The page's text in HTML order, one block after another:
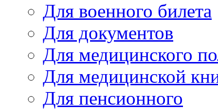
Для военного билета
Для документов
Для медицинского
Для медицинской
Для пенсионного